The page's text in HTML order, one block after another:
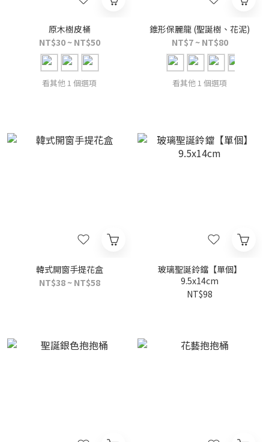
原木樹皮桶
NT$30 ~ NT$50
看其他 1 個選項
錐形保麗龍 (聖誕樹、花泥)
NT$7 ~ NT$80
看其他 1 個選項
韓式開窗手提花盒
NT$38 ~ NT$58
玻璃聖誕鈴鐺【單個】
9.5x14cm
NT$98